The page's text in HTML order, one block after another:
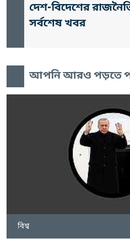
দেশ-বিদেশের
সর্বশেষ খবর
আপনি আরও পড়তে
বিশ্ব